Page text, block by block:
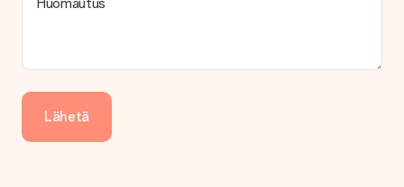
Saapunut lahja
Entä jos lahja ei ole täysin mieleeni?
Olemme syvästi pahoillamme, että lahjasi ei ole sinun mielesi
Lähetä